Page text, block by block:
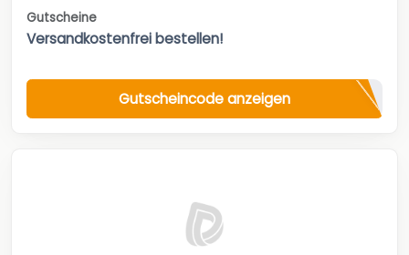
Gutscheine
Versandkostenfrei bestellen!
Gutscheincode anzeigen